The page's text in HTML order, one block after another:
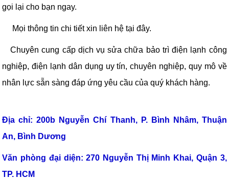
gọi lại cho bạn ngay.
Mọi thông tin chi tiết xin liên hệ tại đây.
Chuyên cung cấp dịch vụ sửa chữa bảo trì điện lạnh công
nghiệp, điện lạnh dân dụng uy tín, chuyên nghiệp, quy mô về
nhân lực sẵn sàng đáp ứng yêu cầu của quý khách hàng.
Địa chỉ: 200b Nguyễn Chí Thanh, P. Bình Nhâm, Thuận
An, Bình Dương
Văn phòng đại diện: 270 Nguyễn Thị Minh Khai, Quận 3,
TP. HCM